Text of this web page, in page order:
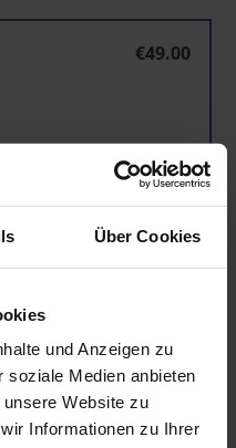
Über Cookies
und Anzeigen zu
soziale Medien anbieten
Website zu
Informationen zu Ihrer
€49.00
€49.00
Cart